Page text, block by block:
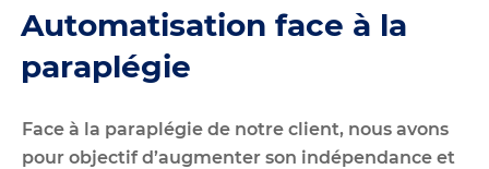
Automatisation face à la
paraplégie
Face à la paraplégie de notre client, nous avons
pour objectif d’augmenter son indépendance et